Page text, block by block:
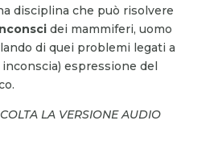
disciplina che può risolvere
dei mammiferi, uomo
di quei problemi legati a
espressione del
LA VERSIONE AUDIO